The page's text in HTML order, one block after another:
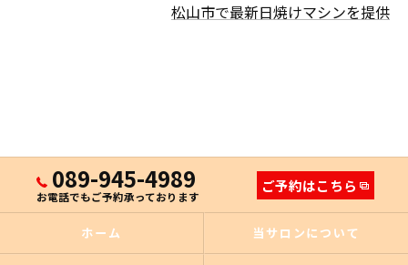
松山市で最新日焼けマシンを提供
089-945-4989
お電話でもご予約承っております
ご予約はこちら
ホーム 当サロンについて